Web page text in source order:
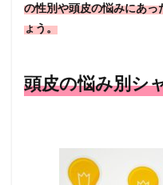
まと
め
の性別や頭皮の悩みにあ
ょう。
頭皮の悩み別シ